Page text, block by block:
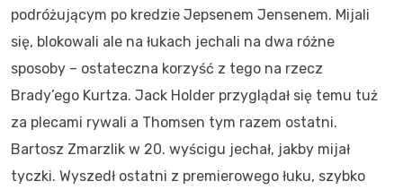
podróżującym po kredzie Jepsenem Jensenem. Mijali
się, blokowali ale na łukach jechali na dwa różne
sposoby – ostateczna korzyść z tego na rzecz
Brady’ego Kurtza. Jack Holder przyglądał się temu tuż
za plecami rywali a Thomsen tym razem ostatni.
Bartosz Zmarzlik w 20. wyścigu jechał, jakby mijał
tyczki. Wyszedł ostatni z premierowego łuku, szybko